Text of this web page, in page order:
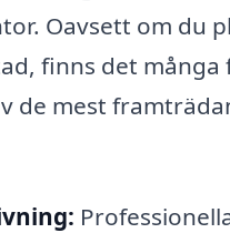
Oavsett om du
finns det
de mest